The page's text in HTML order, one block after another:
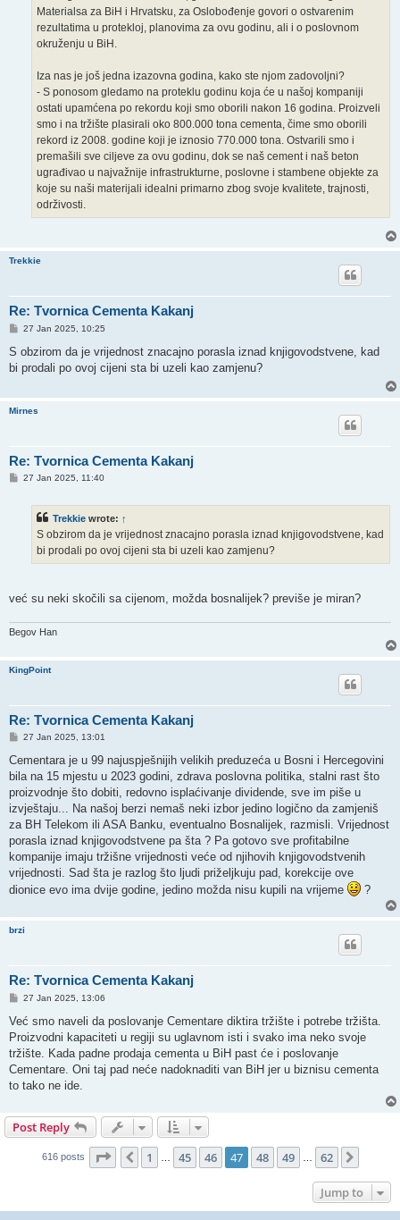
Materialsa za BiH i Hrvatsku, za Oslobođenje govori o ostvarenim
rezultatima u protekloj, planovima za ovu godinu, ali i o poslovnom
okruženju u BiH.
Iza nas je još jedna izazovna godina, kako ste njom zadovoljni?
- S ponosom gledamo na proteklu godinu koja će u našoj kompaniji
ostati upamćena po rekordu koji smo oborili nakon 16 godina. Proizveli
smo i na tržište plasirali oko 800.000 tona cementa, čime smo oborili
rekord iz 2008. godine koji je iznosio 770.000 tona. Ostvarili smo i
premašili sve ciljeve za ovu godinu, dok se naš cement i naš beton
ugrađivao u najvažnije infrastrukturne, poslovne i stambene objekte za
koje su naši materijali idealni primarno zbog svoje kvalitete, trajnosti,
održivosti.
Trekkie
Re: Tvornica Cementa Kakanj
P
s
27 Jan 2025, 10:25
S obzirom da je vrijednost znacajno porasla iznad knjigovodstvene, kad
bi prodali po ovoj cijeni sta bi uzeli kao zamjenu?
Mirnes
Re: Tvornica Cementa Kakanj
P27 Jan 2025, 11:40
Trekkie wrote: ↑
S obzirom da je vrijednost znacajno porasla iznad knjigovodstvene, kad
bi prodali po ovoj cijeni sta bi uzeli kao zamjenu?
već su neki skočili sa cijenom, možda bosnalijek? previše je miran?
Begov Han
KingPoint
Re: Tvornica Cementa Kakanj
P
s
27 Jan 2025, 13:01
Cementara je u 99 najuspješnijih velikih preduzeća u Bosni i Hercegovini
bila na 15 mjestu u 2023 godini, zdrava poslovna politika, stalni rast što
proizvodnje što dobiti, redovno isplaćivanje dividende, sve im piše u
izvještaju... Na našoj berzi nemaš neki izbor jedino logično da zamjeniš
za BH Telekom ili ASA Banku, eventualno Bosnalijek, razmisli. Vrijednost
porasla iznad knjigovodstvene pa šta ? Pa gotovo sve profitabilne
kompanije imaju tržišne vrijednosti veće od njihovih knjigovodstvenih
vrijednosti. Sad šta je razlog što ljudi priželjkuju pad, korekcije ove
dionice evo ima dvije godine, jedino možda nisu kupili na vrijeme
?
brzi
Re: Tvornica Cementa Kakanj
P
s
27 Jan 2025, 13:06
Već smo naveli da poslovanje Cementare diktira tržište i potrebe tržišta.
Proizvodni kapaciteti u regiji su uglavnom isti i svako ima neko svoje
tržište. Kada padne prodaja cementa u BiH past će i poslovanje
Cementare. Oni taj pad neće nadoknaditi van BiH jer u biznisu cementa
to tako ne ide.
Post Reply
616 posts Page 47 of 62
Previous
1 45 46 47 48 49 62
Jump to